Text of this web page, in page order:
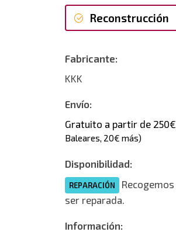
Reconstrucción
Fabricante:
KKK
Envío:
Gratuito a partir de 250€
Baleares, 20€ más)
Disponibilidad:
REPARACIÓN
ser reparada.
Información: